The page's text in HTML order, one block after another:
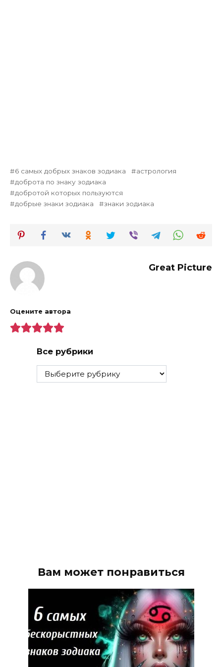
6 самых добрых знаков зодиака
астрология
доброта по знаку зодиака
добротой которых пользуются
добрые знаки зодиака
знаки зодиака
Great Picture
Оцените автора
Все рубрики
Все
рубрики
Вам может понравиться